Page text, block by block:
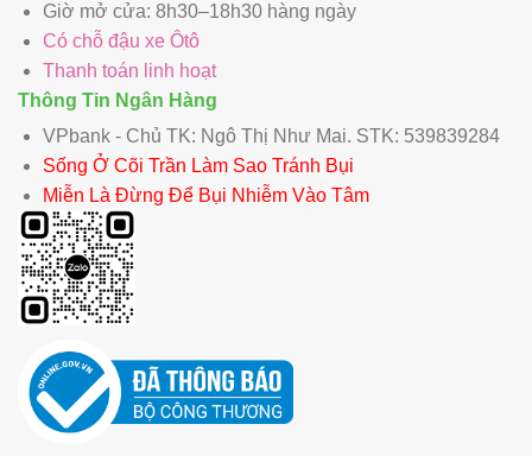
Giờ mở cửa: 8h30–18h30 hàng ngày
Có chỗ đậu xe Ôtô
Thanh toán linh hoạt
Thông Tin Ngân Hàng
VPbank - Chủ TK: Ngô Thị Như Mai. STK: 539839284
Sống Ở Cõi Trần Làm Sao Tránh Bụi
Miễn Là Đừng Để Bụi Nhiễm Vào Tâm